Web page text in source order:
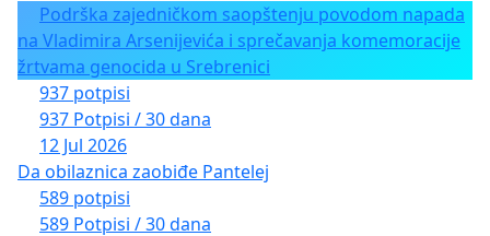
Podrška zajedničkom saopštenju povodom napada
na Vladimira Arsenijevića i sprečavanja komemoracije
žrtvama genocida u Srebrenici
937 potpisi
937 Potpisi / 30 dana
12 Jul 2026
Da obilaznica zaobiđe Pantelej
589 potpisi
589 Potpisi / 30 dana